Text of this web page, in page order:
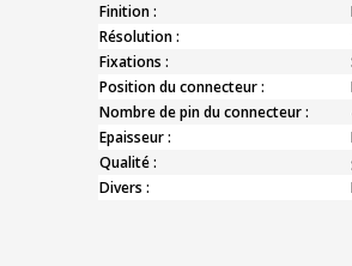
Finition :
Résolution :
Fixations :
Position du connecteur :
Nombre de pin du connecteur :
Epaisseur :
Qualité :
Divers :